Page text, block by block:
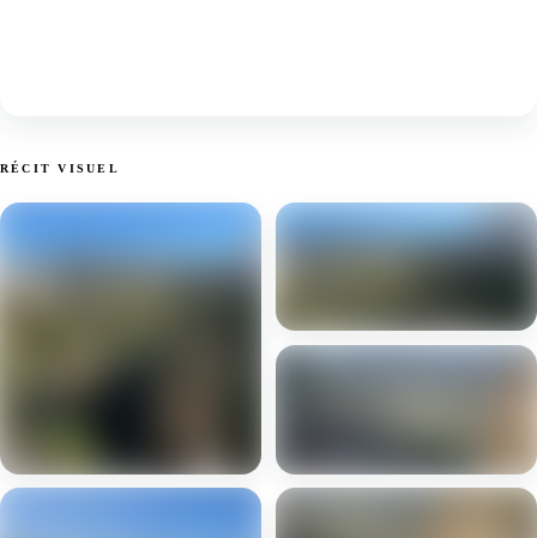
RÉCIT VISUEL